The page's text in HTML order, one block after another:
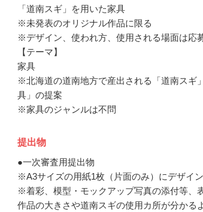
「道南スギ」を用いた家具
※未発表のオリジナル作品に限る
※デザイン、使われ方、使用される場面は応
【テーマ】
家具
※北海道の道南地方で産出される「道南スギ
具」の提案
※家具のジャンルは不問
提出物
●一次審査用提出物
※A3サイズの用紙1枚（片面のみ）にデザイ
※着彩、模型・モックアップ写真の添付等、
作品の大きさや道南スギの使用カ所が分かる